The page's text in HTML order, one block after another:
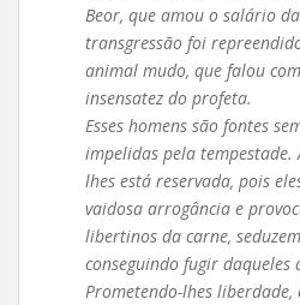
Beor, que amou o salário
transgressão foi
animal mudo, que falou
insensatez do profeta.
Esses homens são fontes
impelidas pela tempestade.
lhes está reservada, pois
vaidosa arrogância e
libertinos da carne,
conseguindo fugir daqueles
Prometendo-lhes liberdade,